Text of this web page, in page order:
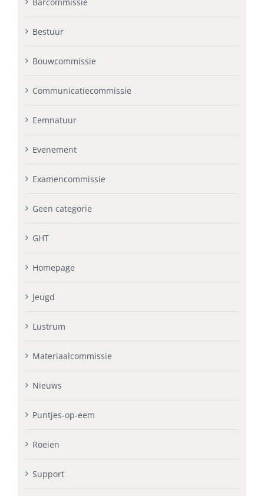
Bestuur
Bouwcommissie
Communicatiecommissie
Eemnatuur
Evenement
Examencommissie
Geen categorie
GHT
Homepage
Jeugd
Lustrum
Materiaalcommissie
Nieuws
Puntjes-op-eem
Roeien
Support